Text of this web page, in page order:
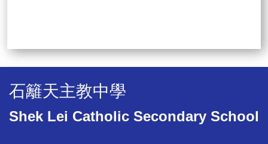
石籬天主教中學
Shek Lei Catholic Secondary School